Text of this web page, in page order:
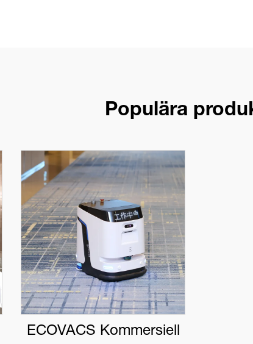
Populära
ECOVACS Kommersiell